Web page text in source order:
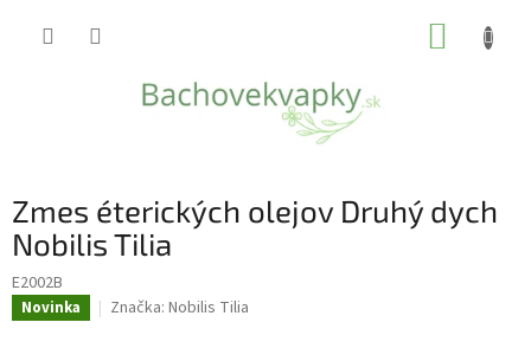
Zmes éterických olejov Druhý dych
Nobilis Tilia
E2002B
Novinka Značka: Nobilis Tilia